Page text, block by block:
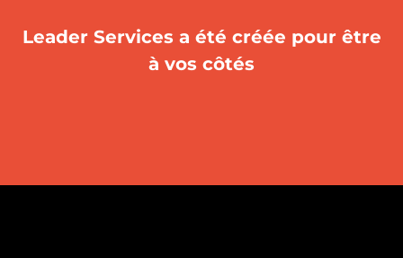
Leader Services a été créée pour être
à vos côtés